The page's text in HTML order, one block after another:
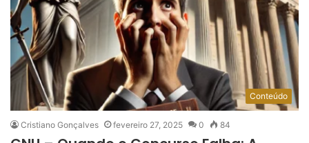
Conteúdo
Cristiano Gonçalves fevereiro 27, 2025 0 84